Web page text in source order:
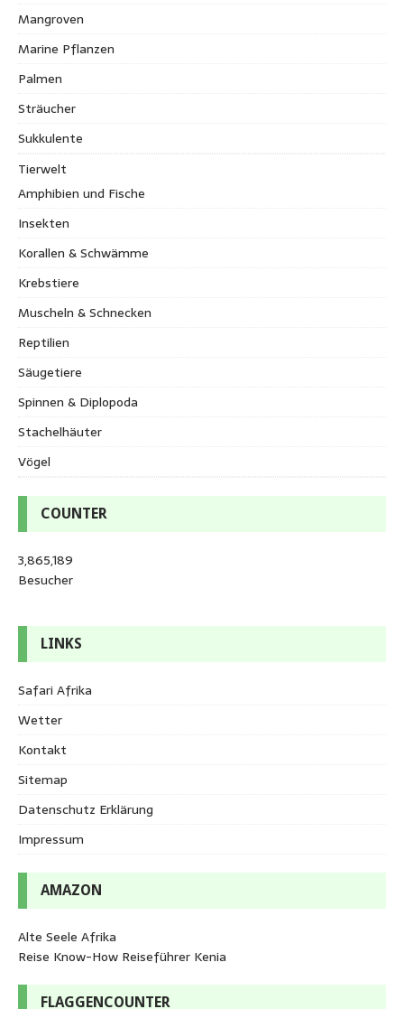
Mangroven
Marine Pflanzen
Palmen
Sträucher
Sukkulente
Tierwelt
Amphibien und Fische
Insekten
Korallen & Schwämme
Krebstiere
Muscheln & Schnecken
Reptilien
Säugetiere
Spinnen & Diplopoda
Stachelhäuter
Vögel
COUNTER
3,865,189
Besucher
LINKS
Safari Afrika
Wetter
Kontakt
Sitemap
Datenschutz Erklärung
Impressum
AMAZON
Alte Seele Afrika
Reise Know-How Reiseführer Kenia
FLAGGENCOUNTER